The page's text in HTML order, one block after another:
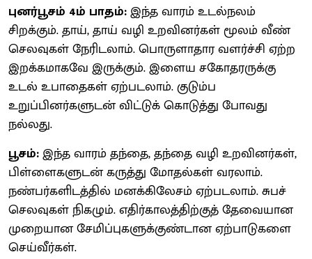
புனர்பூசம் 4ம் பாதம்:இந்த வாரம் உடல்நலம்
சிறக்கும். தாய், தாய் வழி உறவினர்கள் மூலம் வீண்
செலவுகள் நேரிடலாம். பொருளாதார வளர்ச்சி ஏற்ற
இறக்கமாகவே இருக்கும். இளைய சகோதரருக்கு
உடல் உபாதைகள் ஏற்படலாம். குடும்ப
உறுப்பினர்களுடன் விட்டுக் கொடுத்து போவது
நல்லது.
பூசம்:இந்த வாரம் தந்தை, தந்தை வழி உறவினர்கள்,
பிள்ளைகளுடன் கருத்து மோதல்கள் வரலாம்.
நண்பர்களிடத்தில் மனக்கிலேசம் ஏற்படலாம். சுபச்
செலவுகள் நிகழும். எதிர்காலத்திற்குத் தேவையான
முறையான சேமிப்புகளுக்குண்டான ஏற்பாடுகளை
செய்வீர்கள்.